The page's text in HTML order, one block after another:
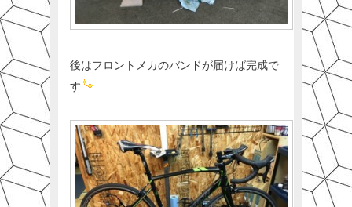
後はフロントメカのバンドが届けば完成で
す